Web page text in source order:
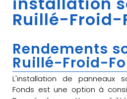
Ruillé-Froid-
Rendements
Ruillé-Froid-
L'installation de panneaux
Fonds est une option à